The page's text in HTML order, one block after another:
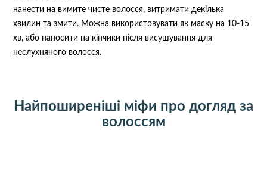
нанести на вимите чисте волосся, витримати декілька
хвилин та змити. Можна використовувати як маску на 10-15
хв, або наносити на кінчики після висушування для
неслухняного волосся.
Найпоширеніші міфи про догляд за
волоссям